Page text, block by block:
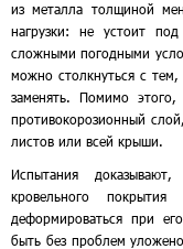
из металла толщиной
нагрузки: не устоит
сложными погодными
можно столкнуться с
заменять. Помимо
противокорозионный
листов или всей крыши.
Испытания
кровельного
деформироваться при
быть без проблем